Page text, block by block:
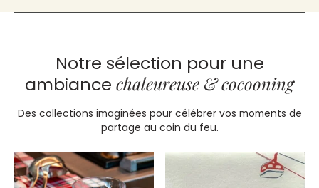
Notre sélection pour une
ambiance chaleureuse & cocooning
Des collections imaginées pour célébrer vos moments de
partage au coin du feu.